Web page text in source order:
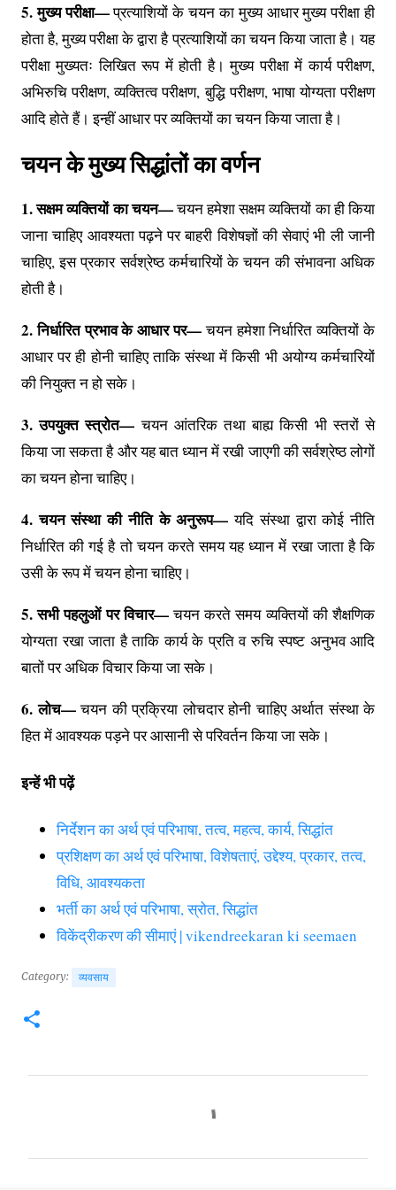
5. मुख्य परीक्षा—प्रत्याशियों के चयन का मुख्य आधार मुख्य परीक्षा ही
होता है, मुख्य परीक्षा के द्वारा है प्रत्याशियों का चयन किया जाता है। यह
परीक्षा मुख्यतः लिखित रूप में होती है। मुख्य परीक्षा में कार्य परीक्षण,
अभिरुचि परीक्षण, व्यक्तित्व परीक्षण, बुद्धि परीक्षण, भाषा योग्यता परीक्षण
आदि होते हैं। इन्हीं आधार पर व्यक्तियों का चयन किया जाता है।
चयन के मुख्य सिद्धांतों का वर्णन
1. सक्षम व्यक्तियों का चयन—चयन हमेशा सक्षम व्यक्तियों का ही किया
जाना चाहिए आवश्यता पढ़ने पर बाहरी विशेषज्ञों की सेवाएं भी ली जानी
चाहिए, इस प्रकार सर्वश्रेष्ठ कर्मचारियों के चयन की संभावना अधिक
होती है।
2. निर्धारित प्रभाव के आधार पर—चयन हमेशा निर्धारित व्यक्तियों के
आधार पर ही होनी चाहिए ताकि संस्था में किसी भी अयोग्य कर्मचारियों
की नियुक्त न हो सके।
3. उपयुक्त स्त्रोत— चयन आंतरिक तथा बाह्य किसी भी स्तरों से
किया जा सकता है और यह बात ध्यान में रखी जाएगी की सर्वश्रेष्ठ लोगों
का चयन होना चाहिए।
4. चयन संस्था की नीति के अनुरूप— यदि संस्था द्वारा कोई नीति
निर्धारित की गई है तो चयन करते समय यह ध्यान में रखा जाता है कि
उसी के रूप में चयन होना चाहिए।
5. सभी पहलुओं पर विचार—चयन करते समय व्यक्तियों की शैक्षणिक
योग्यता रखा जाता है ताकि कार्य के प्रति व रुचि स्पष्ट अनुभव आदि
बातों पर अधिक विचार किया जा सके।
6. लोच—चयन की प्रक्रिया लोचदार होनी चाहिए अर्थात संस्था के
हित में आवश्यक पड़ने पर आसानी से परिवर्तन किया जा सके।
इन्हें भी पढ़ें
निर्देशन का अर्थ एवं परिभाषा, तत्व, महत्व, कार्य, सिद्धांत
प्रशिक्षण का अर्थ एवं परिभाषा, विशेषताएं, उद्देश्य, प्रकार, तत्व,
विधि, आवश्यकता
भर्ती का अर्थ एवं परिभाषा, स्रोत, सिद्धांत
विकेंद्रीकरण की सीमाएं | vikendreekaran ki seemaen
Category: व्यवसाय